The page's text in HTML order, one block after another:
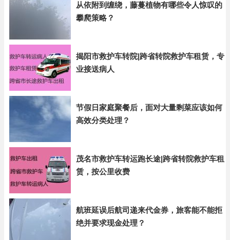
从依附到缠绕，藤蔓植物有哪些令人惊叹的
攀爬策略？
揭阳市救护车转院|跨省转院救护车租赁，专
业接送病人
节假日家庭聚餐后，面对大量剩菜应该如何
高效分类处理？
茂名市救护车转运跑长途|跨省转院救护车租
赁，按公里收费
航班延误后航司递来代金券，旅客能不能拒
绝并要求现金处理？